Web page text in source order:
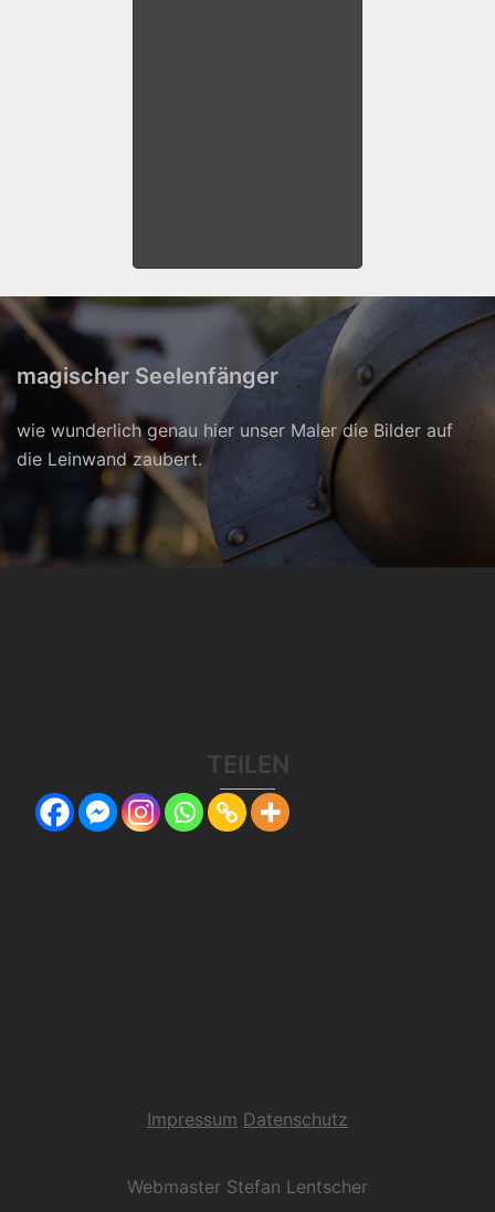
magischer Seelenfänger
wie wunderlich genau hier unser Maler die Bilder auf
die Leinwand zaubert.
TEILEN
Impressum Datenschutz
Webmaster Stefan Lentscher